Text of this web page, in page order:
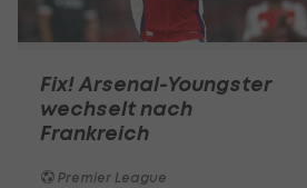
Fix! Arsenal-Youngster
wechselt nach
Frankreich
Premier League